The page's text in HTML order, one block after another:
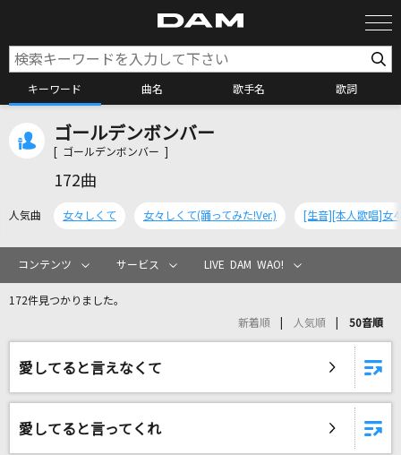
キーワード 曲名 歌手名 歌詞
カラオケ検索
カラオケリクエスト
リアルタイムで歌われている曲の一覧
ADAMAS
LiSA
ゴールデンボンバー
[ ゴールデンボンバー ]
172曲
人気曲 女々しくて 女々しくて(踊ってみた!Ver.)
コンテンツ サービス LIVE DAM WAO!
172件見つかりました。
新着順 人気順 50音順
愛してると言えなくて
愛してると言ってくれ